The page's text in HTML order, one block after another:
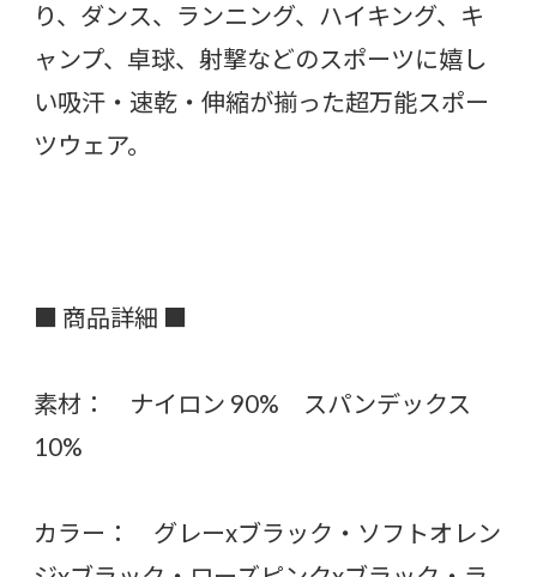
り、ダンス、ランニング、ハイキング、キ
ャンプ、卓球、射撃などのスポーツに嬉し
い吸汗・速乾・伸縮が揃った超万能スポー
ツウェア。
■ 商品詳細 ■
素材： ナイロン 90% スパンデックス
10%
カラー： グレーxブラック・ソフトオレン